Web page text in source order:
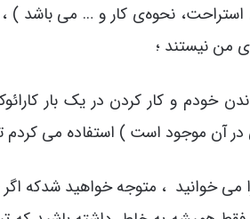
استراحت، نحوه‌ی کار و … می باشد )
من نیستند ؛
خودم و کار کردن در یک بار
در آن موجود است ) استفاده می کردم
خوانید ، متوجه خواهید شدکه اگر